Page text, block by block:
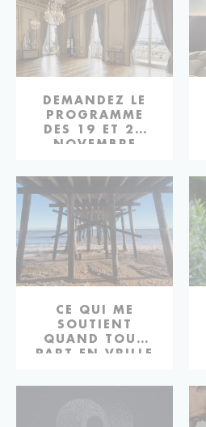
DEMANDEZ LE
PROGRAMME
DES 19 ET 20
NOVEMBRE
CE QUI ME
SOUTIENT
QUAND TOUT
PART EN VRILLE